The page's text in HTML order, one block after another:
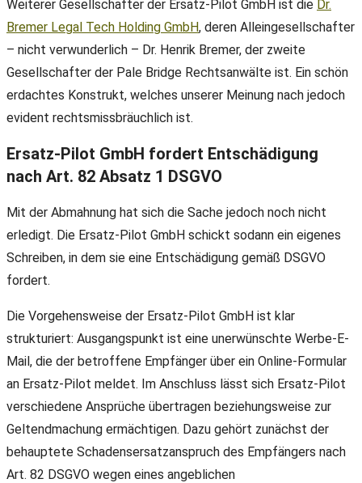
Weiterer Gesellschafter der Ersatz-Pilot GmbH ist die Dr.
Bremer Legal Tech Holding GmbH, deren Alleingesellschafter
– nicht verwunderlich – Dr. Henrik Bremer, der zweite
Gesellschafter der Pale Bridge Rechtsanwälte ist. Ein schön
erdachtes Konstrukt, welches unserer Meinung nach jedoch
evident rechtsmissbräuchlich ist.
Ersatz-Pilot GmbH fordert Entschädigung
nach Art. 82 Absatz 1 DSGVO
Mit der Abmahnung hat sich die Sache jedoch noch nicht
erledigt. Die Ersatz-Pilot GmbH schickt sodann ein eigenes
Schreiben, in dem sie eine Entschädigung gemäß DSGVO
fordert.
Die Vorgehensweise der Ersatz-Pilot GmbH ist klar
strukturiert: Ausgangspunkt ist eine unerwünschte Werbe-E-
Mail, die der betroffene Empfänger über ein Online-Formular
an Ersatz-Pilot meldet. Im Anschluss lässt sich Ersatz-Pilot
verschiedene Ansprüche übertragen beziehungsweise zur
Geltendmachung ermächtigen. Dazu gehört zunächst der
behauptete Schadensersatzanspruch des Empfängers nach
Art. 82 DSGVO wegen eines angeblichen